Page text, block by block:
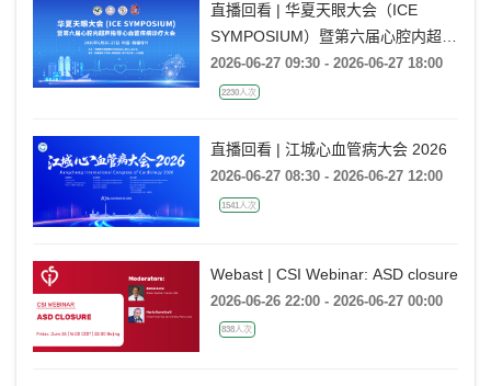
直播回看 | 华夏天眼大会（ICE
SYMPOSIUM）暨第六届心腔内超声
指导心血管疾病诊疗大会
2026-06-27 09:30 - 2026-06-27 18:00
2230人次
直播回看 | 江城心血管病大会 2026
2026-06-27 08:30 - 2026-06-27 12:00
1541人次
Webast | CSI Webinar: ASD closure
2026-06-26 22:00 - 2026-06-27 00:00
838人次